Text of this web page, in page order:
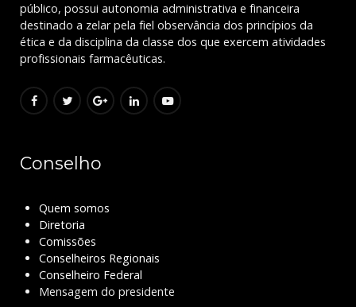
público, possui autonomia administrativa e financeira
destinado a zelar pela fiel observância dos princípios da
ética e da disciplina da classe dos que exercem atividades
profissionais farmacêuticas.
Conselho
Quem somos
Diretoria
Comissões
Conselheiros Regionais
Conselheiro Federal
Mensagem do presidente